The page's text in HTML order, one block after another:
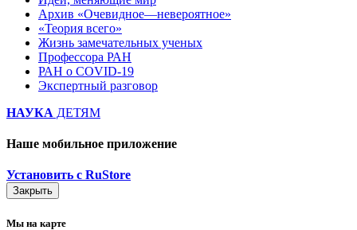
Архив «Очевидное—невероятное»
«Теория всего»
Жизнь замечательных ученых
Профессора РАН
РАН о COVID-19
Экспертный разговор
НАУКА ДЕТЯМ
Наше мобильное приложение
Установить с RuStore
Закрыть
Мы на карте